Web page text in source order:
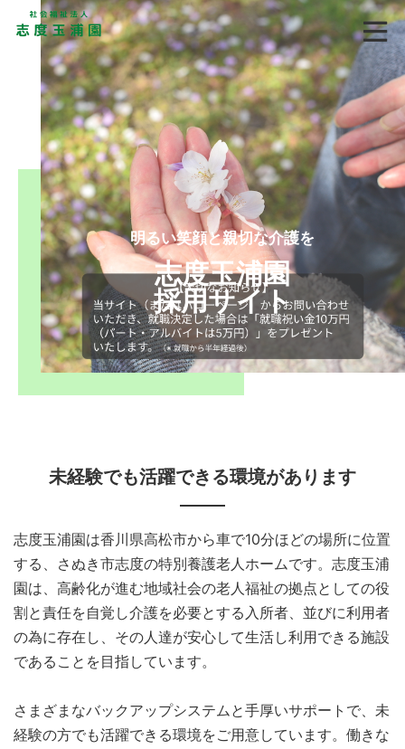
明るい笑顔と親切な介護を
志度玉浦園
採用サイト
未経験でも活躍できる環境があります
志度玉浦園は香川県高松市から車で10分ほどの場所に位置
する、さぬき市志度の特別養護老人ホームです。志度玉浦
園は、高齢化が進む地域社会の老人福祉の拠点としての役
割と責任を自覚し介護を必要とする入所者、並びに利用者
の為に存在し、その人達が安心して生活し利用できる施設
であることを目指しています。
さまざまなバックアップシステムと手厚いサポートで、未
経験の方でも活躍できる環境をご用意しています。働きな